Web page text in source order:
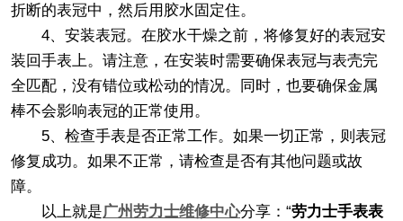
折断的表冠中，然后用胶水固定住。
4、安装表冠。在胶水干燥之前，将修复好的表冠安
装回手表上。请注意，在安装时需要确保表冠与表壳完
全匹配，没有错位或松动的情况。同时，也要确保金属
棒不会影响表冠的正常使用。
5、检查手表是否正常工作。如果一切正常，则表冠
修复成功。如果不正常，请检查是否有其他问题或故
障。
以上就是广州劳力士维修中心分享：“劳力士手表表